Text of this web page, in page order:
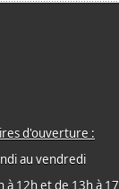
d'ouverture :
au vendredi
à 12h et de 13h à